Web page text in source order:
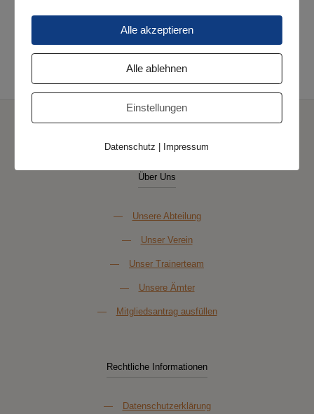
Jungen 15 – MTV Jever V 6. Herren – TuS Glarum II
Über Uns
— Unsere Abteilung
— Unser Verein
— Unser Trainerteam
— Unsere Ämter
— Mitgliedsantrag ausfüllen
Rechtliche Informationen
— Datenschutzerklärung
Alle akzeptieren
Alle ablehnen
Einstellungen
Datenschutz Impressum